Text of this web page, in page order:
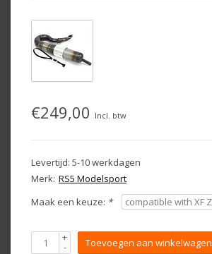
€249,00 Incl. btw
Levertijd: 5-10 werkdagen
Merk: RS5 Modelsport
Maak een keuze: *
+
- Toevoegen aan winkelwagen